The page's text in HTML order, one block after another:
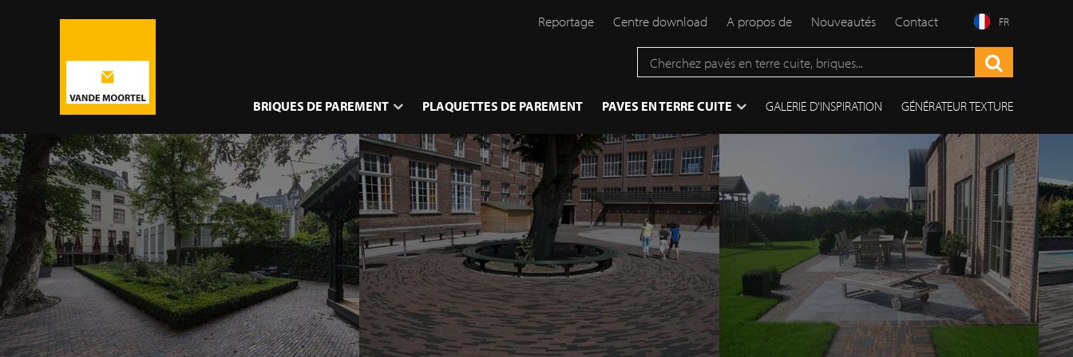
Reportage Centre download A propos de Nouveautés Contact FR
BRIQUES DE PAREMENT PLAQUETTES DE PAREMENT PAVES EN TERRE CUITE GALERIE D'INSPIRATION GÉNÉRATEUR TEXTURE